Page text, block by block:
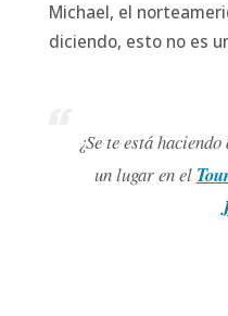
Michael, el
diciendo, esto no es
¿Se te está
un lugar en el